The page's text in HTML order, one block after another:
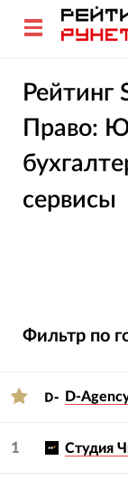
Рейтинг
Право:
сервисы
Фильтр по
D-
1 Студия